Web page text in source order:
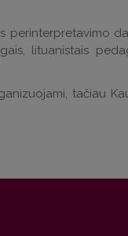
perinterpretavimo
lituanistais
tačiau